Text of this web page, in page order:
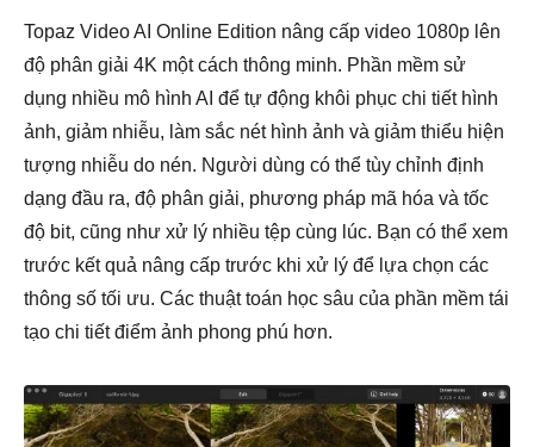
Bước 4.
Topaz Video AI Online Edition nâng cấp video 1080p lên
độ phân giải 4K một cách thông minh. Phần mềm sử
dụng nhiều mô hình AI để tự động khôi phục chi tiết hình
ảnh, giảm nhiễu, làm sắc nét hình ảnh và giảm thiểu hiện
tượng nhiễu do nén. Người dùng có thể tùy chỉnh định
dạng đầu ra, độ phân giải, phương pháp mã hóa và tốc
độ bit, cũng như xử lý nhiều tệp cùng lúc. Bạn có thể xem
trước kết quả nâng cấp trước khi xử lý để lựa chọn các
thông số tối ưu. Các thuật toán học sâu của phần mềm tái
tạo chi tiết điểm ảnh phong phú hơn.